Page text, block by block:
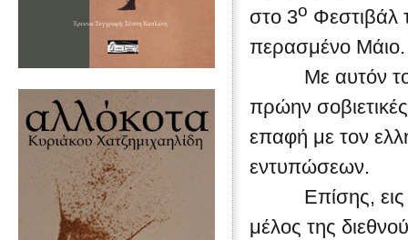
στο 3ο Φεστιβάλ
περασμένο Μάιο.
Με αυτόν τον
πρώην
επαφή με τον
εντυπώσεων.
Επίσης, εις
μέλος της